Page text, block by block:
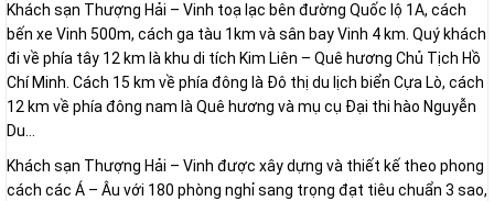
Khách sạn Thượng Hải – Vinh toạ lạc bên đường Quốc lộ 1A, cách
bến xe Vinh 500m, cách ga tàu 1km và sân bay Vinh 4 km. Quý khách
đi về phía tây 12 km là khu di tích Kim Liên – Quê hương Chủ Tịch Hồ
Chí Minh. Cách 15 km về phía đông là Đô thị du lịch biển Cựa Lò, cách
12 km về phía đông nam là Quê hương và mụ cụ Đại thi hào Nguyễn
Du…
Khách sạn Thượng Hải – Vinh được xây dựng và thiết kế theo phong
cách các Á – Âu với 180 phòng nghỉ sang trọng đạt tiêu chuẩn 3 sao,